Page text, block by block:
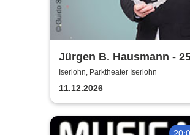
Jürgen B. Hausmann -
Jahre - Dat is e Ding!
Iserlohn, Parktheater Iserlohn
11.12.2026